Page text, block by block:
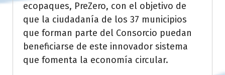
ecopaques, PreZero, con el objetivo de
que la ciudadanía de los 37 municipios
que forman parte del Consorcio puedan
beneficiarse de este innovador sistema
que fomenta la economía circular.